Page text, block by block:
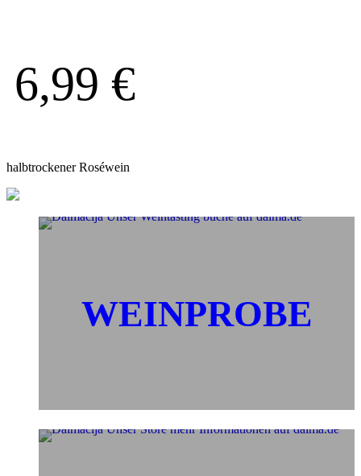
6,99 €
halbtrockener Roséwein
WEINPROBE